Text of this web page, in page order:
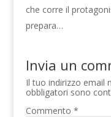
che corre il
prepara…
Invia un
Il tuo indirizzo email
obbligatori sono
Commento*